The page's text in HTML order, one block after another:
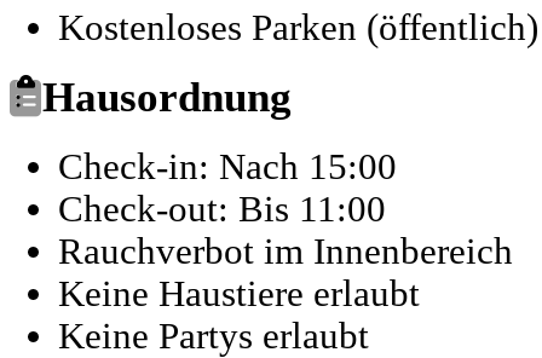
Kostenloses Parken (öffentlich)
Hausordnung
Check-in: Nach 15:00
Check-out: Bis 11:00
Rauchverbot im Innenbereich
Keine Haustiere erlaubt
Keine Partys erlaubt